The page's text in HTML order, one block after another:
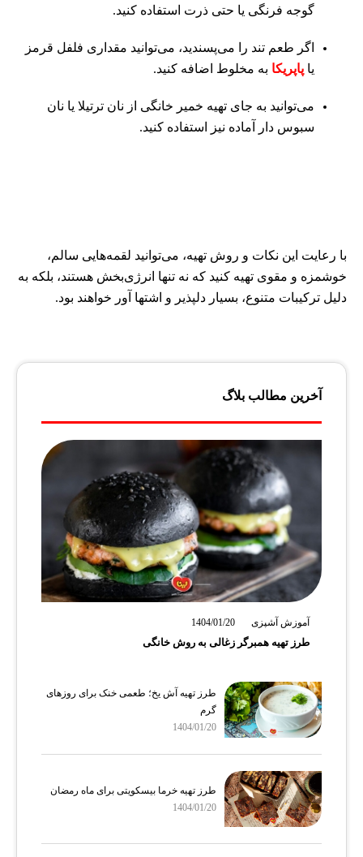
آخرین مطالب بلاگ
آموزش آشپزی 1404/01/20
طرز تهیه همبرگر زغالی به روش خانگی
طرز تهیه آش یخ؛ طعمی خنک برای روزهای
گرم
1404/01/20
طرز تهیه خرما بیسکویتی برای ماه رمضان
1404/01/20
گوجه فرنگی یا حتی ذرت استفاده کنید.
اگر طعم تند را می‌پسندید، می‌توانید مقداری فلفل قرمز
یا پاپریکا به مخلوط اضافه کنید.
می‌توانید به جای تهیه خمیر خانگی از نان ترتیلا یا نان
سبوس دار آماده نیز استفاده کنید.
با رعایت این نکات و روش تهیه، می‌توانید لقمه‌هایی سالم،
خوشمزه و مقوی تهیه کنید که نه تنها انرژی‌بخش هستند، بلکه به
دلیل ترکیبات متنوع، بسیار دلپذیر و اشتها آور خواهند بود.